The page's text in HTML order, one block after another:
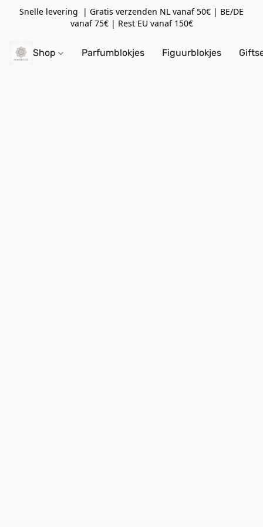
Snelle levering | Gratis verzenden NL vanaf 50€ | BE/DE
vanaf 75€ | Rest EU vanaf 150€
Shop Parfumblokjes Figuurblokjes